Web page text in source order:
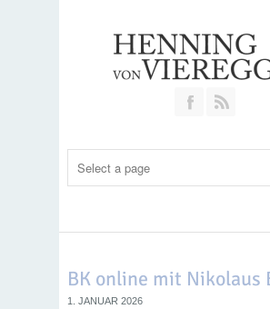
Join our
BK online mit Nikolaus
1. JANUAR 2026